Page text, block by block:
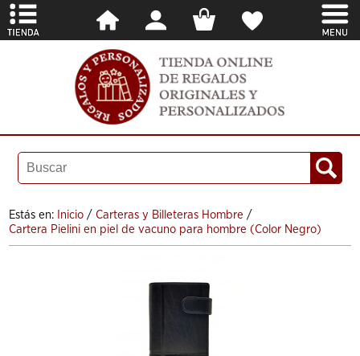
Estás en: Inicio /Carteras y Billeteras Hombre /
Cartera Pielini en piel de vacuno para hombre (Color Negro)